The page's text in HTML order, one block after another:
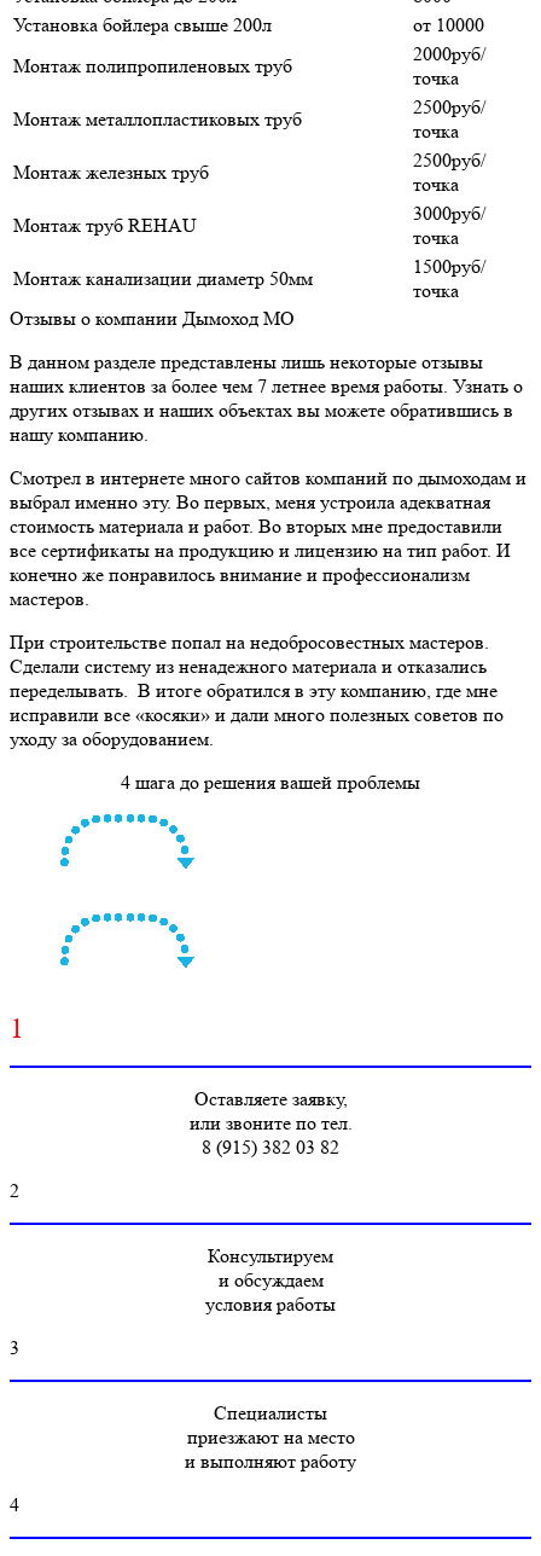
Установка бойлера свыше 200л
от 10000
Монтаж полипропиленовых труб
2000руб/
точка
Монтаж металлопластиковых труб
2500руб/
точка
Монтаж железных труб
2500руб/
точка
Монтаж труб REHAU
3000руб/
точка
Монтаж канализации диаметр 50мм
1500руб/
точка
Отзывы о компании Дымоход МО
В данном разделе представлены лишь некоторые отзывы
наших клиентов за более чем 7 летнее время работы. Узнать о
других отзывах и наших объектах вы можете обратившись в
нашу компанию.
Смотрел в интернете много сайтов компаний по дымоходам и
выбрал именно эту. Во первых, меня устроила адекватная
стоимость материала и работ. Во вторых мне предоставили
все сертификаты на продукцию и лицензию на тип работ. И
конечно же понравилось внимание и профессионализм
мастеров.
При строительстве попал на недобросовестных мастеров.
Сделали систему из ненадежного материала и отказались
переделывать. В итоге обратился в эту компанию, где мне
исправили все «косяки» и дали много полезных советов по
уходу за оборудованием.
4 шага до решения вашей проблемы
1
Оставляете заявку,
или звоните по тел.
8 (915) 382 03 82
2
Консультируем
и обсуждаем
условия работы
3
Специалисты
приезжают на место
и выполняют работу
4